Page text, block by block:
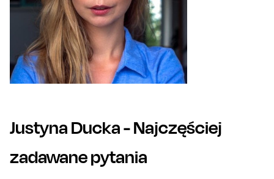
Justyna Ducka- Najczęściej
zadawane pytania